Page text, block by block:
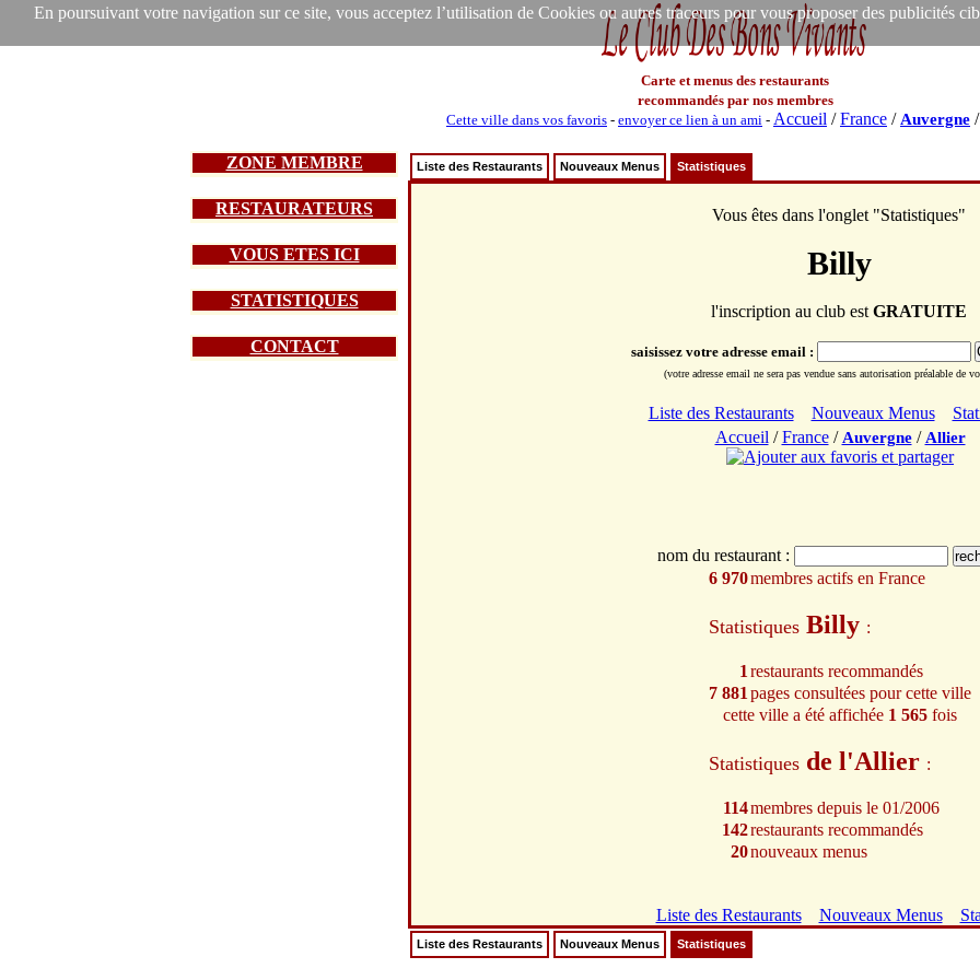
En poursuivant votre navigation sur ce site, vous acceptez l’utilisation de Cookies ou autres traceurs pour vous proposer des publicités
Carte et menus des restaurants
recommandés par nos membres
Cette ville dans vos favoris - envoyer ce lien à un ami - Accueil /France / Auvergne /
ZONE MEMBRE
RESTAURATEURS
VOUS ETES ICI
STATISTIQUES
CONTACT
Liste des Restaurants Nouveaux Menus Statistiques
Vous êtes dans l'onglet "Statistiques"
Billy
l'inscription au club est GRATUITE
saisissez votre adresse email :
(votre adresse email ne sera pas vendue sans autorisation préalable de
Liste des Restaurants Nouveaux Menus
Accueil /France/ Auvergne/ Allier
nom du restaurant :
6 970membres actifs en France
Statistiques Billy :
1 restaurants recommandés
7 881 pages consultées pour cette ville
cette ville a été affichée 1 565 fois
Statistiques de l'Allier :
114membres depuis le 01/2006
142restaurants recommandés
20nouveaux menus
Liste des Restaurants Nouveaux Menus
Liste des Restaurants Nouveaux Menus Statistiques